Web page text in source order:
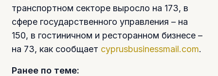
транспортном секторе выросло на 173, в
сфере государственного управления – на
150, в гостиничном и ресторанном бизнесе –
на 73, как сообщает cyprusbusinessmail.com.
Ранее по теме: